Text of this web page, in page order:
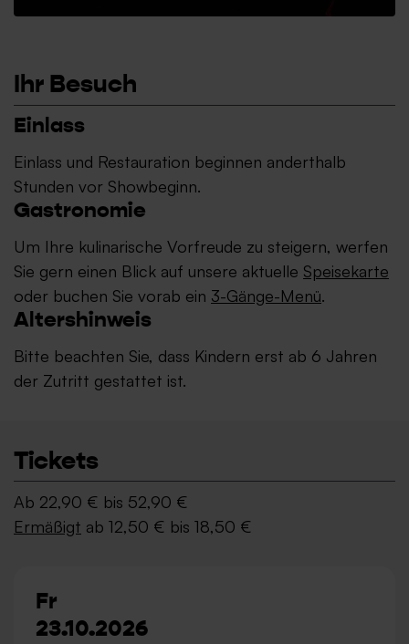
Ihr Besuch
Einlass
Einlass und Restauration beginnen anderthalb
Stunden vor Showbeginn.
Gastronomie
Um Ihre kulinarische Vorfreude zu steigern, werfen
Sie gern einen Blick auf unsere aktuelle Speisekarte
oder buchen Sie vorab ein 3-Gänge-Menü.
Altershinweis
Bitte beachten Sie, dass Kindern erst ab 6 Jahren
der Zutritt gestattet ist.
Tickets
Ab 22,90 € bis 52,90 €
Ermäßigt ab 12,50 € bis 18,50 €
Fr
23.10.2026